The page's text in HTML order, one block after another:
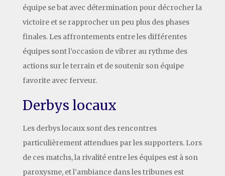
équipe se bat avec détermination pour décrocher la
victoire et se rapprocher un peu plus des phases
finales. Les affrontements entre les différentes
équipes sont l’occasion de vibrer au rythme des
actions sur le terrain et de soutenir son équipe
favorite avec ferveur.
Derbys locaux
Les derbys locaux sont des rencontres
particulièrement attendues par les supporters. Lors
de ces matchs, la rivalité entre les équipes est à son
paroxysme, et l’ambiance dans les tribunes est